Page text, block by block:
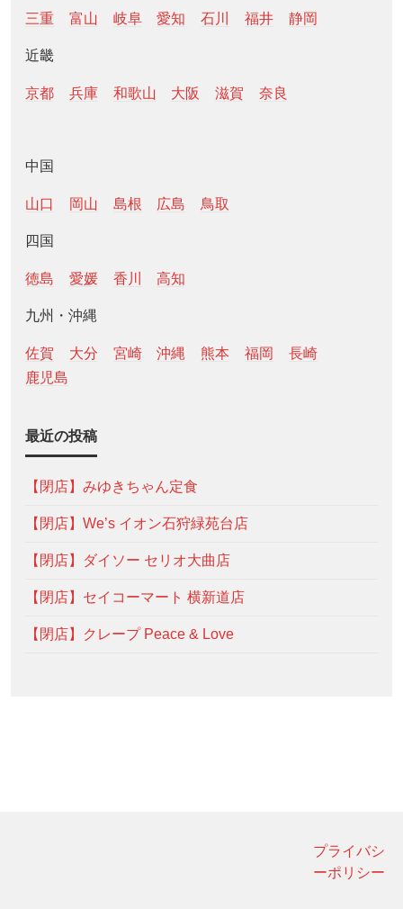
三重 富山 岐阜 愛知 石川 福井 静岡
近畿
京都 兵庫 和歌山 大阪 滋賀 奈良
中国
山口 岡山 島根 広島 鳥取
四国
徳島 愛媛 香川 高知
九州・沖縄
佐賀 大分 宮崎 沖縄 熊本 福岡
長崎
鹿児島
最近の投稿
【閉店】みゆきちゃん定食
【閉店】We’s イオン石狩緑苑台店
【閉店】ダイソー セリオ大曲店
【閉店】セイコーマート 横新道店
【閉店】クレープ Peace & Love
プライバシ
ーポリシー